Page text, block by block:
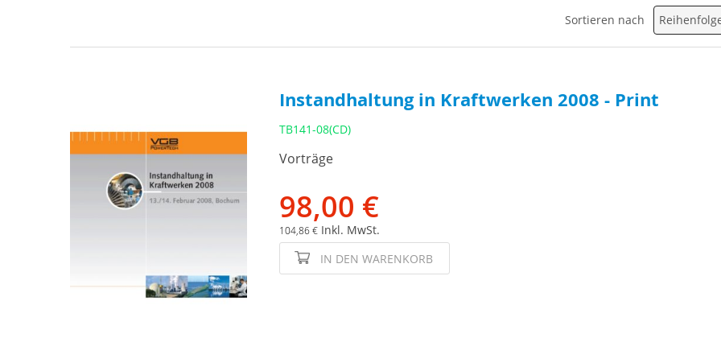
Sortieren nach
Instandhaltung in Kraftwerken 2008 - Print
TB141-08(CD)
Vorträge
98,00 €
104,86 € Inkl. MwSt.
IN DEN WARENKORB